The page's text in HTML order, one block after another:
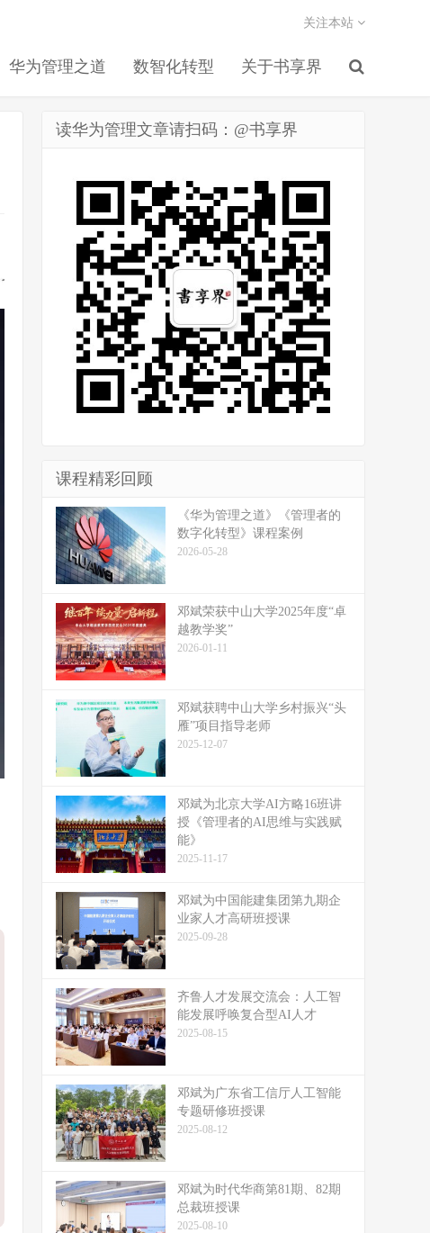
华为管理之道 数智化转型 关于书享界
关注本站
读华为管理文章请扫码：@书享界
课程精彩回顾
《华为管理之道》《管理者的
数字化转型》课程案例
2026-05-28
邓斌荣获中山大学2025年度“卓
越教学奖”
2026-01-11
邓斌获聘中山大学乡村振兴“头
雁”项目指导老师
2025-12-07
邓斌为北京大学AI方略16班讲
授《管理者的AI思维与实践赋
能》
2025-11-17
邓斌为中国能建集团第九期企
业家人才高研班授课
2025-09-28
齐鲁人才发展交流会：人工智
能发展呼唤复合型AI人才
2025-08-15
邓斌为广东省工信厅人工智能
专题研修班授课
2025-08-12
邓斌为时代华商第81期、82期
总裁班授课
2025-08-10